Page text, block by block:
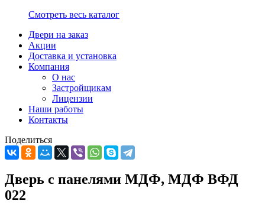
Смотреть весь каталог
Двери на заказ
Акции
Доставка и установка
Компания
О нас
Застройщикам
Лицензии
Наши работы
Контакты
Поделиться
Дверь с панелями МДФ, МДФ ВФД
022